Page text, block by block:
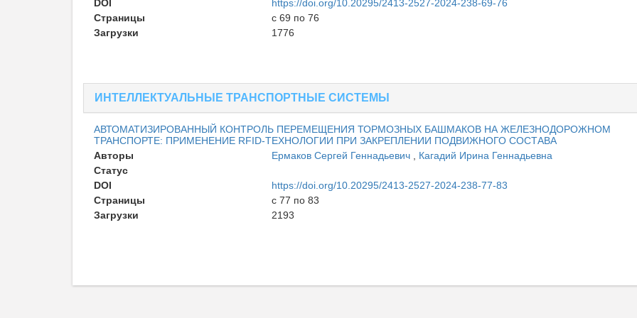
DOI
https://doi.org/10.20295/2413-2527-2024-238-69-76
Страницы
с 69 по 76
Загрузки
1776
ИНТЕЛЛЕКТУАЛЬНЫЕ ТРАНСПОРТНЫЕ СИСТЕМЫ
АВТОМАТИЗИРОВАННЫЙ КОНТРОЛЬ ПЕРЕМЕЩЕНИЯ ТОРМОЗНЫХ БАШМАКОВ НА ЖЕЛЕЗНОДОРОЖНОМ
ТРАНСПОРТЕ: ПРИМЕНЕНИЕ RFID-ТЕХНОЛОГИИ ПРИ ЗАКРЕПЛЕНИИ ПОДВИЖНОГО СОСТАВА
Авторы
Ермаков Сергей Геннадьевич , Кагадий Ирина Геннадьевна
Статус
DOI
https://doi.org/10.20295/2413-2527-2024-238-77-83
Страницы
с 77 по 83
Загрузки
2193